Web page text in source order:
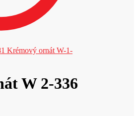
Krémový ornát W-1-
W 2-336